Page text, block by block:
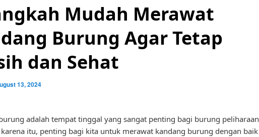
Mudah Merawat
Burung Agar Tetap
dan Sehat
13, 2024
adalah tempat tinggal yang sangat penting bagi burung peliharaan
itu, penting bagi kita untuk merawat kandang burung dengan baik